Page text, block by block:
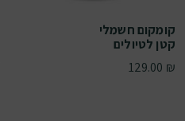
קומקום חשמלי
קטן לטיולים
129.00 ₪